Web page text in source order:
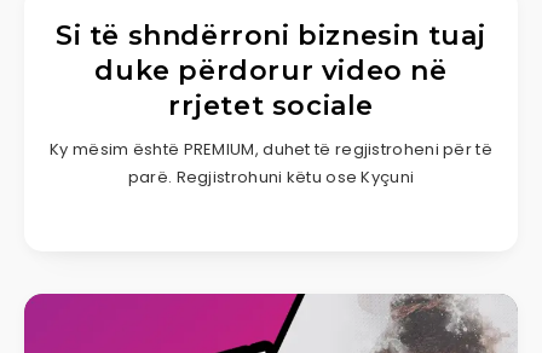
Si të shndërroni biznesin tuaj
duke përdorur video në
rrjetet sociale
Ky mësim është PREMIUM, duhet të regjistroheni për të
parë. Regjistrohuni këtu ose Kyçuni